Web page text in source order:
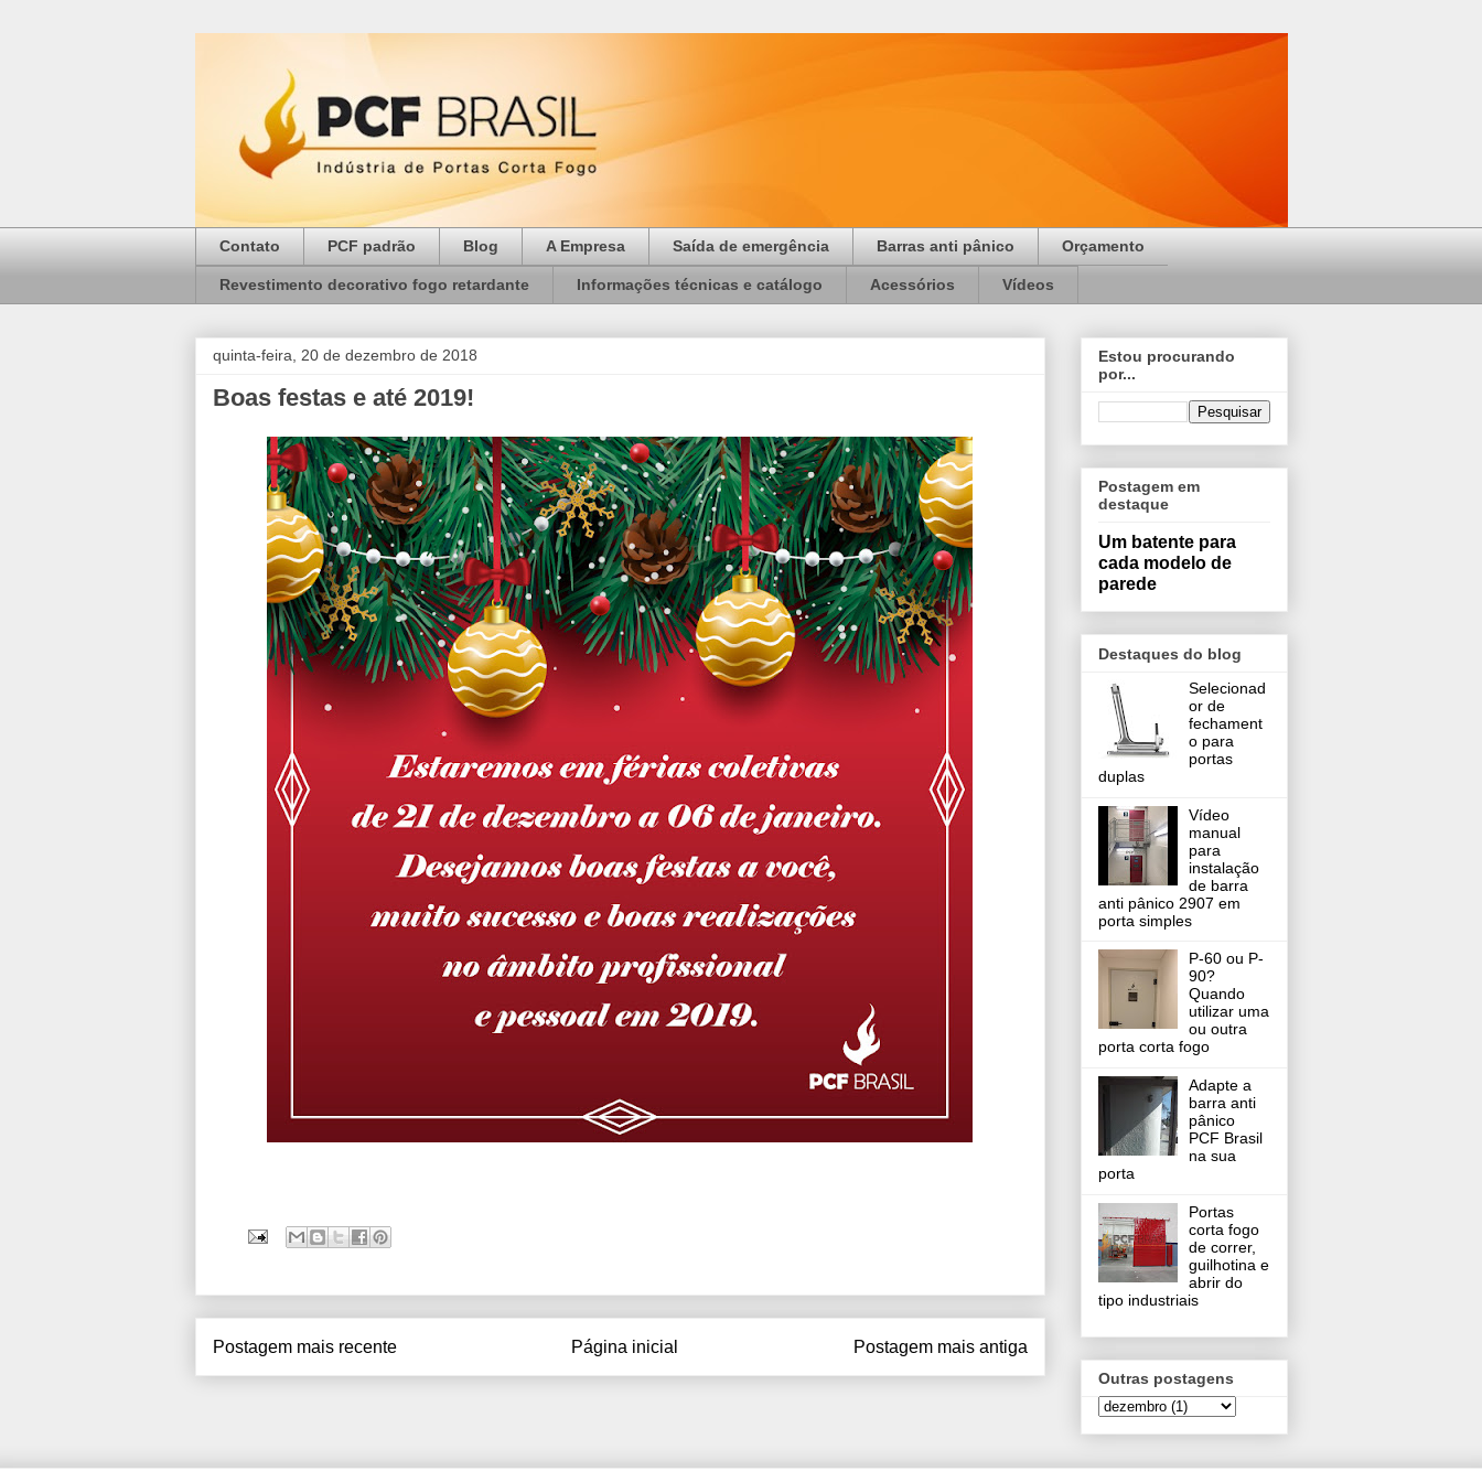
Contato PCF padrão Blog A Empresa Saída de emergência Barras anti pânico Orçamento
Revestimento decorativo fogo retardante Informações técnicas e catálogo Acessórios Vídeos
quinta-feira, 20 de dezembro de 2018
Boas festas e até 2019!
Postagem mais recente Postagem mais antiga
Página inicial
Estou procurando
por...
Postagem em
destaque
Um batente para
cada modelo de
parede
Destaques do blog
Selecionad
or de
fechament
o para
portas
duplas
Vídeo
manual
para
instalação
de barra
anti pânico 2907 em
porta simples
P-60 ou P-
90?
Quando
utilizar uma
ou outra
porta corta fogo
Adapte a
barra anti
pânico
PCF Brasil
na sua
porta
Portas
corta fogo
de correr,
guilhotina e
abrir do
tipo industriais
Outras postagens